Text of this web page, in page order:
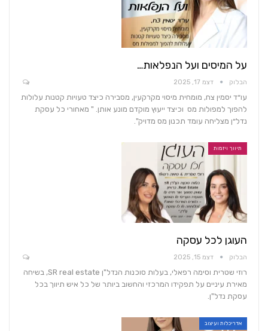
על המיסים ועל הנפלאות…
הבלוק דצמ 17, 2025
עו״ד יסמין צח, מומחית מיסוי מקרקעין, מסבירה כיצד טעויות קטנות עלולות
להפוך למפולות מס וכיצד ייעוץ מוקדם מונע אותן. " מאחורי כל עסקת
נדל״ן מצליחה עומד תכנון מס מדויק".
תיווך ויזמות
העוגן לכל עסקה
הבלוק דצמ 15, 2025
רוזי שטרית וסימה רפאלי, בעלות סוכנות הנדל"ן SR real estate, בשיחה
מאירת עיניים על תפקידו המרכזי והחשוב ביותר של כל איש תיווך בכל
עסקת נדל"ן.
אדריכלות ועיצוב